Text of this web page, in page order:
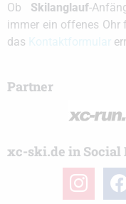
Ob Skilanglauf-
immer ein offenes Ohr
das
Partner
xc-ski.de in Social
instagram